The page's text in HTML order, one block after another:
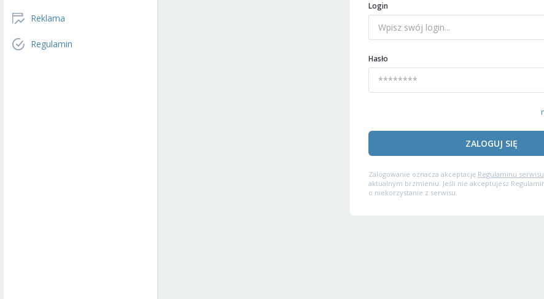
Reklama
Regulamin
Login
Hasło
ZALOGUJ SIĘ
Zalogowanie oznacza akceptację Regulaminu serwisu
aktualnym brzmieniu. Jeśli nie akceptujesz
o niekorzystanie z serwisu.